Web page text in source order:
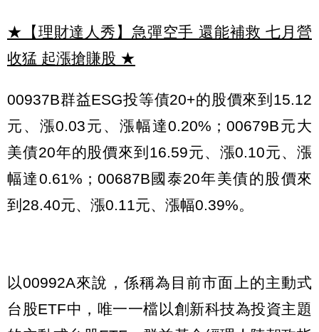
★【理財達人秀】急彈空手 還能補救 七月營
收猛 起漲搶賺股 ★
00937B群益ESG投等債20+的股價來到15.12
元、漲0.03元、漲幅達0.20%；00679B元大
美債20年的股價來到16.59元、漲0.10元、漲
幅達0.61%；00687B國泰20年美債的股價來
到28.40元、漲0.11元、漲幅0.39%。
以00992A來說，係稱為目前市面上的主動式
台股ETF中，唯一一檔以創新科技為投資主題